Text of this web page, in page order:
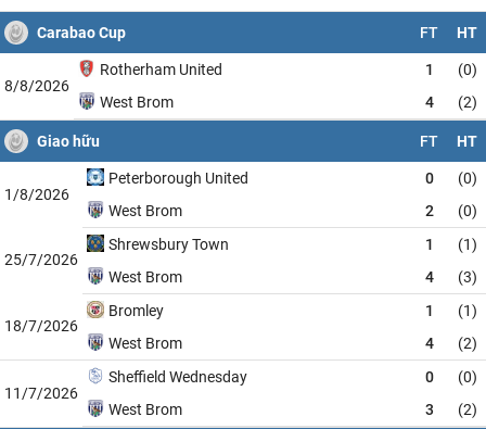
Carabao Cup FT HT
8/8/2026
Rotherham United 1
(0)
West Brom
4 (2)
Giao hữu FT HT
1/8/2026
Peterborough United 0
(0)
West Brom
2 (0)
25/7/2026
Shrewsbury Town 1
(1)
West Brom
4 (3)
18/7/2026
Bromley 1
(1)
West Brom
4 (2)
11/7/2026
Sheffield Wednesday 0
(0)
West Brom
3 (2)